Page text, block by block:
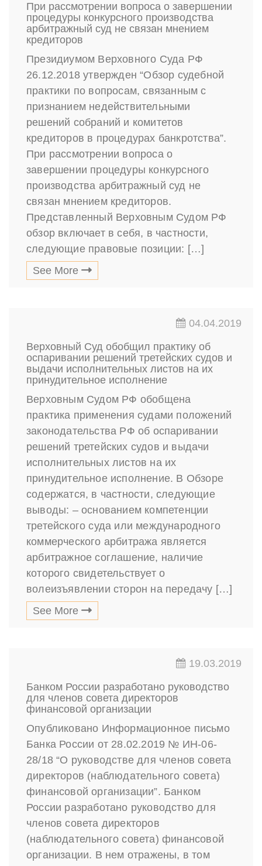
При рассмотрении вопроса о завершении
процедуры конкурсного производства
арбитражный суд не связан мнением
кредиторов
Президиумом Верховного Суда РФ
26.12.2018 утвержден “Обзор судебной
практики по вопросам, связанным с
признанием недействительными
решений собраний и комитетов
кредиторов в процедурах банкротства”.
При рассмотрении вопроса о
завершении процедуры конкурсного
производства арбитражный суд не
связан мнением кредиторов.
Представленный Верховным Судом РФ
обзор включает в себя, в частности,
следующие правовые позиции: […]
See More
04.04.2019
Верховный Суд обобщил практику об
оспаривании решений третейских судов и
выдачи исполнительных листов на их
принудительное исполнение
Верховным Судом РФ обобщена
практика применения судами положений
законодательства РФ об оспаривании
решений третейских судов и выдачи
исполнительных листов на их
принудительное исполнение. В Обзоре
содержатся, в частности, следующие
выводы: – основанием компетенции
третейского суда или международного
коммерческого арбитража является
арбитражное соглашение, наличие
которого свидетельствует о
волеизъявлении сторон на передачу […]
See More
19.03.2019
Банком России разработано руководство
для членов совета директоров
финансовой организации
Опубликовано Информационное письмо
Банка России от 28.02.2019 № ИН-06-
28/18 “О руководстве для членов совета
директоров (наблюдательного совета)
финансовой организации”. Банком
России разработано руководство для
членов совета директоров
(наблюдательного совета) финансовой
организации. В нем отражены, в том